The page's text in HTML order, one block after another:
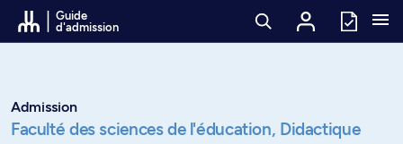
Passer au contenu
Guide
d'admission
Admission
Faculté des sciences de l'éducation, Didactique